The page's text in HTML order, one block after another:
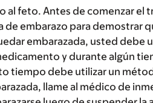
al feto. Antes de comenzar el
embarazo para demostrar
embarazada, usted debe
y durante algún
tiempo debe utilizar un
llame al médico de